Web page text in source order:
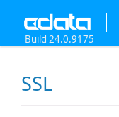
Build 24.0.9175
SSL